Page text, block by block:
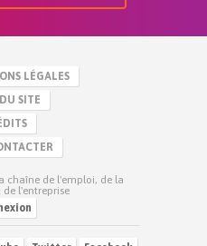
LÉGALES
SITE
chaîne de l'emploi, de la
l'entreprise